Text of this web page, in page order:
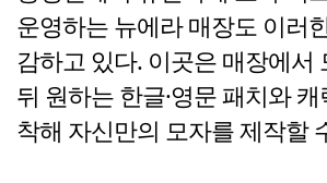
운영하는 뉴에라 매장도 이러
감하고 있다. 이곳은 매장에서
뒤 원하는 한글·영문 패치와
착해 자신만의 모자를 제작할